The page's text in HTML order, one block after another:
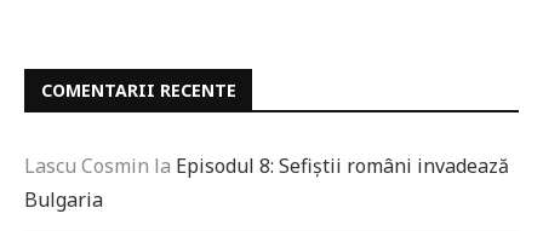
COMENTARII RECENTE
Lascu Cosmin la Episodul 8: Sefiștii români invadează
Bulgaria